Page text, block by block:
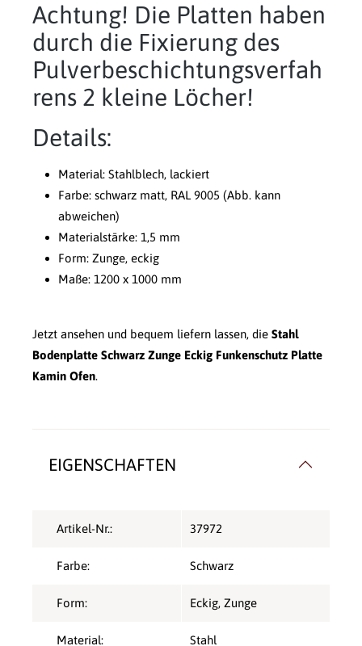
Achtung! Die Platten haben
durch die Fixierung des
Pulverbeschichtungsverfah
rens 2 kleine Löcher!
Details:
Material: Stahlblech, lackiert
Farbe: schwarz matt, RAL 9005 (Abb. kann
abweichen)
Materialstärke: 1,5 mm
Form: Zunge, eckig
Maße: 1200 x 1000 mm
Jetzt ansehen und bequem liefern lassen, die Stahl
Bodenplatte Schwarz Zunge Eckig Funkenschutz Platte
Kamin Ofen.
EIGENSCHAFTEN
Artikel-Nr.: 37972
Farbe: Schwarz
Form: Eckig, Zunge
Material: Stahl